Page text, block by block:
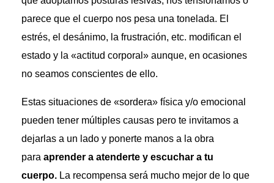
parece que el cuerpo nos pesa una tonelada. El
estrés, el desánimo, la frustración, etc. modifican el
estado y la «actitud corporal» aunque, en ocasiones
no seamos conscientes de ello.
Estas situaciones de «sordera» física y/o emocional
pueden tener múltiples causas pero te invitamos a
dejarlas a un lado y ponerte manos a la obra
para aprender a atenderte y escuchar a tu
cuerpo. La recompensa será mucho mejor de lo que